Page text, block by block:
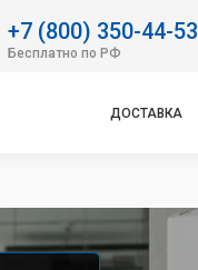
+7 (800) 350-44-53
Бесплатно по РФ
ДОСТАВКА